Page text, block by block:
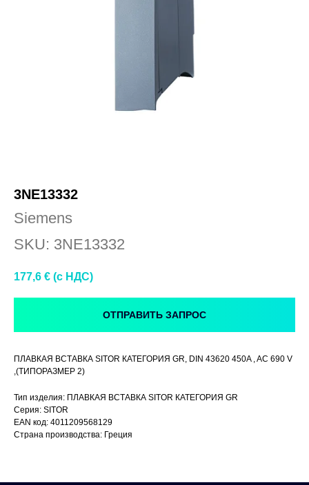
3NE13332
Siemens
SKU: 3NE13332
177,6 € (c НДС)
ОТПРАВИТЬ ЗАПРОС
ПЛАВКАЯ ВСТАВКА SITOR КАТЕГОРИЯ GR, DIN 43620 450A , AC 690 V
,(ТИПОРАЗМЕР 2)
Тип изделия: ПЛАВКАЯ ВСТАВКА SITOR КАТЕГОРИЯ GR
Серия: SITOR
EAN код: 4011209568129
Страна производства: Греция